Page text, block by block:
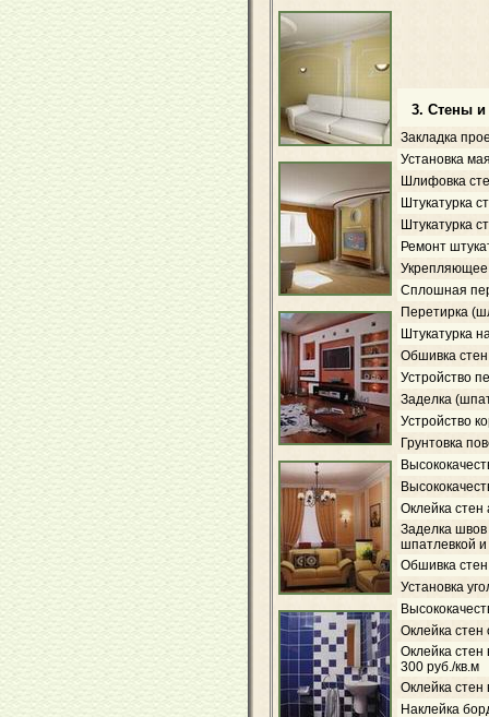
3. Стены и
Закладка
Установка
Шлифовка
Штукатурка
Штукатурка
Ремонт
Укрепляющее
Сплошная
Перетирка
Штукатурка
Обшивка стен
Устройство
Заделка
Устройство
Грунтовка
Оклейка стен
Заделка
шпатлевкой
Обшивка
Установка
Оклейка стен
Оклейка
300 руб./кв.м
Оклейка стен
Наклейка